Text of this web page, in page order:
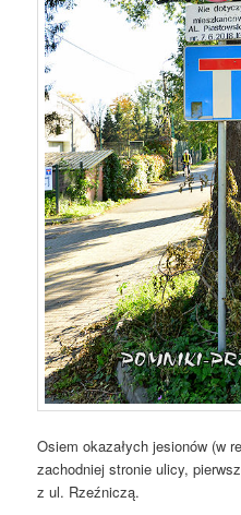
Osiem okazałych jesionów (w
zachodniej stronie ulicy,
z ul. Rzeźniczą.